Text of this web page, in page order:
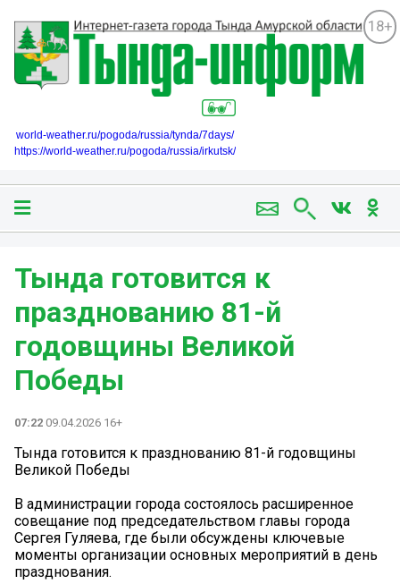
18+
world-weather.ru/pogoda/russia/tynda/7days/
https://world-weather.ru/pogoda/russia/irkutsk/
Тында готовится к
празднованию 81-й
годовщины Великой
Победы
07:22 09.04.2026 16+
Тында готовится к празднованию 81-й годовщины
Великой Победы
В администрации города состоялось расширенное
совещание под председательством главы города
Сергея Гуляева, где были обсуждены ключевые
моменты организации основных мероприятий в день
празднования.